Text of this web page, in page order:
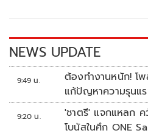
k k
NEWS UPDATE
9:49 น.
ต้องทำงานหนัก! โ
แก้ปัญหาความรุนแ
9:20 น.
'ชาตรี' แจกแหลก ค
โบนัสในศึก ONE